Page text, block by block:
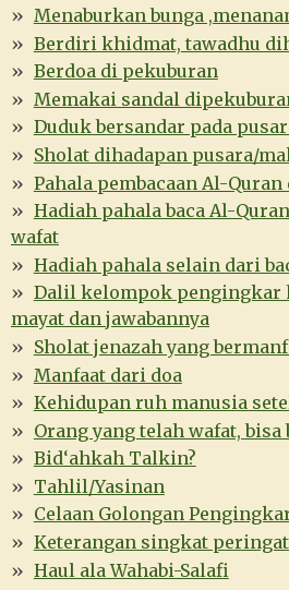
Menaburkan bunga
Berdiri khidmat, tawadhu
Berdoa di pekuburan
Memakai sandal
Duduk bersandar pada
Sholat dihadapan pusara/
Pahala pembacaan Al-
Hadiah pahala baca Al-
wafat
Hadiah pahala selain dari
Dalil kelompok pengingkar
mayat dan jawabannya
Sholat jenazah yang
Manfaat dari doa
Kehidupan ruh manusia
Orang yang telah wafat, bisa
Bid‘ahkah Talkin?
Tahlil/Yasinan
Celaan Golongan
Keterangan singkat
Haul ala Wahabi-Salafi